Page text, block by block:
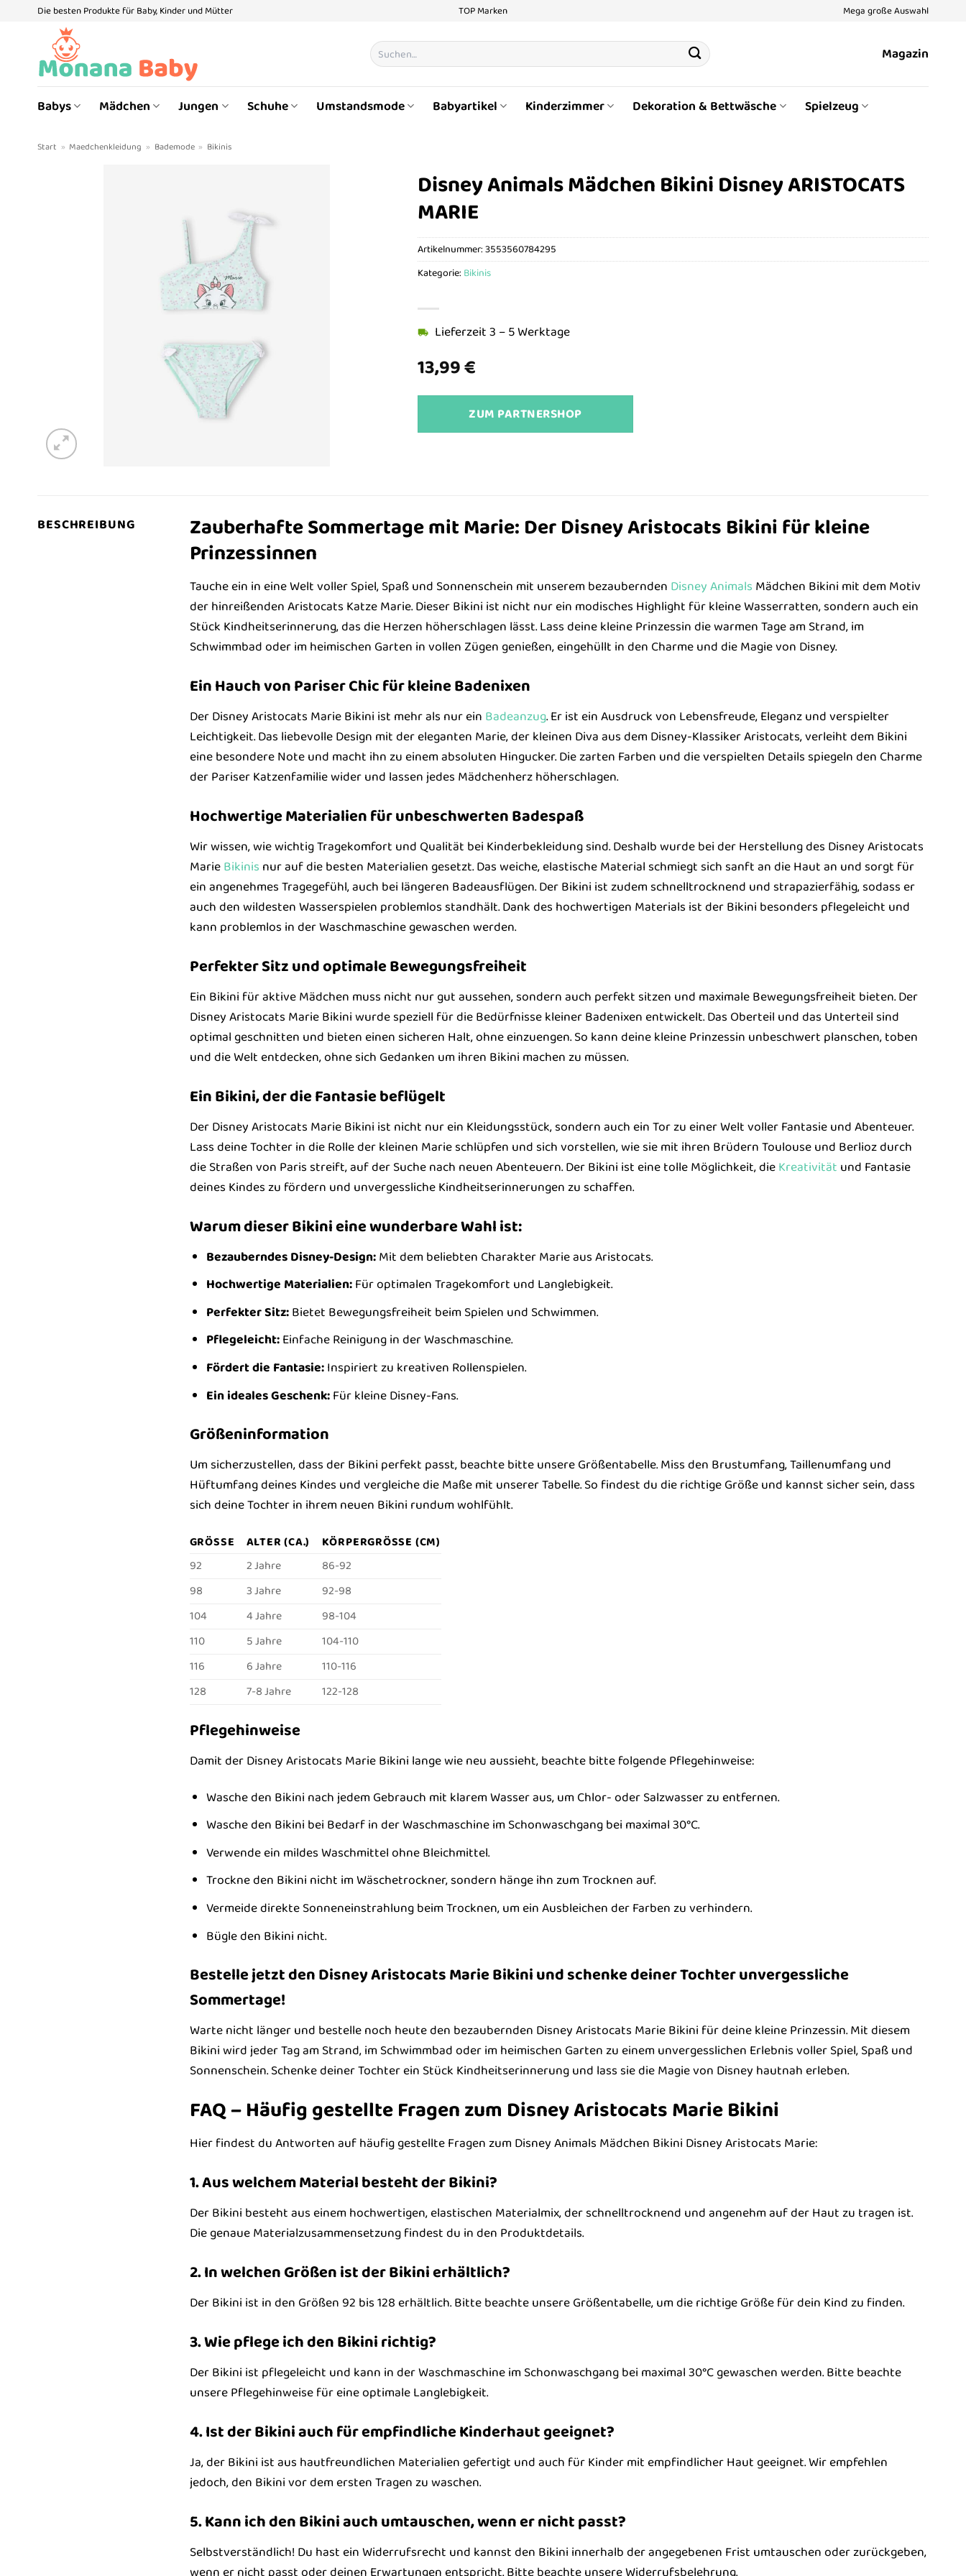
Die besten Produkte für Baby, Kinder und Mütter TOP Marken Mega große Auswahl
Suchen
nach:
Magazin
Babys Mädchen Jungen Schuhe Umstandsmode Babyartikel Kinderzimmer Dekoration & Bettwäsche Spielzeug
Start » Maedchenkleidung » Bademode » Bikinis
Disney Animals Mädchen Bikini Disney ARISTOCATS
MARIE
13,99€
Lieferzeit 3 – 5 Werktage
ZUM PARTNERSHOP
Artikelnummer:3553560784295
Kategorie: Bikinis
BESCHREIBUNG
Zauberhafte Sommertage mit Marie: Der Disney Aristocats Bikini für kleine
Prinzessinnen
Tauche ein in eine Welt voller Spiel, Spaß und Sonnenschein mit unserem bezaubernden Disney Animals Mädchen Bikini mit dem Motiv
der hinreißenden Aristocats Katze Marie. Dieser Bikini ist nicht nur ein modisches Highlight für kleine Wasserratten, sondern auch ein
Stück Kindheitserinnerung, das die Herzen höherschlagen lässt. Lass deine kleine Prinzessin die warmen Tage am Strand, im
Schwimmbad oder im heimischen Garten in vollen Zügen genießen, eingehüllt in den Charme und die Magie von Disney.
Ein Hauch von Pariser Chic für kleine Badenixen
Der Disney Aristocats Marie Bikini ist mehr als nur ein Badeanzug. Er ist ein Ausdruck von Lebensfreude, Eleganz und verspielter
Leichtigkeit. Das liebevolle Design mit der eleganten Marie, der kleinen Diva aus dem Disney-Klassiker Aristocats, verleiht dem Bikini
eine besondere Note und macht ihn zu einem absoluten Hingucker. Die zarten Farben und die verspielten Details spiegeln den Charme
der Pariser Katzenfamilie wider und lassen jedes Mädchenherz höherschlagen.
Hochwertige Materialien für unbeschwerten Badespaß
Wir wissen, wie wichtig Tragekomfort und Qualität bei Kinderbekleidung sind. Deshalb wurde bei der Herstellung des Disney Aristocats
MarieBikinis nur auf die besten Materialien gesetzt. Das weiche, elastische Material schmiegt sich sanft an die Haut an und sorgt für
ein angenehmes Tragegefühl, auch bei längeren Badeausflügen. Der Bikini ist zudem schnelltrocknend und strapazierfähig, sodass er
auch den wildesten Wasserspielen problemlos standhält. Dank des hochwertigen Materials ist der Bikini besonders pflegeleicht und
kann problemlos in der Waschmaschine gewaschen werden.
Perfekter Sitz und optimale Bewegungsfreiheit
Ein Bikini für aktive Mädchen muss nicht nur gut aussehen, sondern auch perfekt sitzen und maximale Bewegungsfreiheit bieten. Der
Disney Aristocats Marie Bikini wurde speziell für die Bedürfnisse kleiner Badenixen entwickelt. Das Oberteil und das Unterteil sind
optimal geschnitten und bieten einen sicheren Halt, ohne einzuengen. So kann deine kleine Prinzessin unbeschwert planschen, toben
und die Welt entdecken, ohne sich Gedanken um ihren Bikini machen zu müssen.
Ein Bikini, der die Fantasie beflügelt
Der Disney Aristocats Marie Bikini ist nicht nur ein Kleidungsstück, sondern auch ein Tor zu einer Welt voller Fantasie und Abenteuer.
Lass deine Tochter in die Rolle der kleinen Marie schlüpfen und sich vorstellen, wie sie mit ihren Brüdern Toulouse und Berlioz durch
die Straßen von Paris streift, auf der Suche nach neuen Abenteuern. Der Bikini ist eine tolle Möglichkeit, dieKreativität und Fantasie
deines Kindes zu fördern und unvergessliche Kindheitserinnerungen zu schaffen.
Warum dieser Bikini eine wunderbare Wahl ist:
Bezauberndes Disney-Design:Mit dem beliebten Charakter Marie aus Aristocats.
Hochwertige Materialien:Für optimalen Tragekomfort und Langlebigkeit.
Perfekter Sitz:Bietet Bewegungsfreiheit beim Spielen und Schwimmen.
Pflegeleicht:Einfache Reinigung in der Waschmaschine.
Fördert die Fantasie:Inspiriert zu kreativen Rollenspielen.
Ein ideales Geschenk:Für kleine Disney-Fans.
Größeninformation
Um sicherzustellen, dass der Bikini perfekt passt, beachte bitte unsere Größentabelle. Miss den Brustumfang, Taillenumfang und
Hüftumfang deines Kindes und vergleiche die Maße mit unserer Tabelle. So findest du die richtige Größe und kannst sicher sein, dass
sich deine Tochter in ihrem neuen Bikini rundum wohlfühlt.
GRÖSSE ALTER (CA.)
KÖRPERGRÖSSE (CM)
92
2 Jahre
86-92
98
3 Jahre
92-98
104
4 Jahre
98-104
110
5 Jahre
104-110
116
6 Jahre
110-116
128
7-8 Jahre 122-128
Pflegehinweise
Damit der Disney Aristocats Marie Bikini lange wie neu aussieht, beachte bitte folgende Pflegehinweise:
Wasche den Bikini nach jedem Gebrauch mit klarem Wasser aus, um Chlor- oder Salzwasser zu entfernen.
Wasche den Bikini bei Bedarf in der Waschmaschine im Schonwaschgang bei maximal 30°C.
Verwende ein mildes Waschmittel ohne Bleichmittel.
Trockne den Bikini nicht im Wäschetrockner, sondern hänge ihn zum Trocknen auf.
Vermeide direkte Sonneneinstrahlung beim Trocknen, um ein Ausbleichen der Farben zu verhindern.
Bügle den Bikini nicht.
Bestelle jetzt den Disney Aristocats Marie Bikini und schenke deiner Tochter unvergessliche
Sommertage!
Warte nicht länger und bestelle noch heute den bezaubernden Disney Aristocats Marie Bikini für deine kleine Prinzessin. Mit diesem
Bikini wird jeder Tag am Strand, im Schwimmbad oder im heimischen Garten zu einem unvergesslichen Erlebnis voller Spiel, Spaß und
Sonnenschein. Schenke deiner Tochter ein Stück Kindheitserinnerung und lass sie die Magie von Disney hautnah erleben.
FAQ – Häufig gestellte Fragen zum Disney Aristocats Marie Bikini
Hier findest du Antworten auf häufig gestellte Fragen zum Disney Animals Mädchen Bikini Disney Aristocats Marie:
1. Aus welchem Material besteht der Bikini?
Der Bikini besteht aus einem hochwertigen, elastischen Materialmix, der schnelltrocknend und angenehm auf der Haut zu tragen ist.
Die genaue Materialzusammensetzung findest du in den Produktdetails.
2. In welchen Größen ist der Bikini erhältlich?
Der Bikini ist in den Größen 92 bis 128 erhältlich. Bitte beachte unsere Größentabelle, um die richtige Größe für dein Kind zu finden.
3. Wie pflege ich den Bikini richtig?
Der Bikini ist pflegeleicht und kann in der Waschmaschine im Schonwaschgang bei maximal 30°C gewaschen werden. Bitte beachte
unsere Pflegehinweise für eine optimale Langlebigkeit.
4. Ist der Bikini auch für empfindliche Kinderhaut geeignet?
Ja, der Bikini ist aus hautfreundlichen Materialien gefertigt und auch für Kinder mit empfindlicher Haut geeignet. Wir empfehlen
jedoch, den Bikini vor dem ersten Tragen zu waschen.
5. Kann ich den Bikini auch umtauschen, wenn er nicht passt?
Selbstverständlich! Du hast ein Widerrufsrecht und kannst den Bikini innerhalb der angegebenen Frist umtauschen oder zurückgeben,